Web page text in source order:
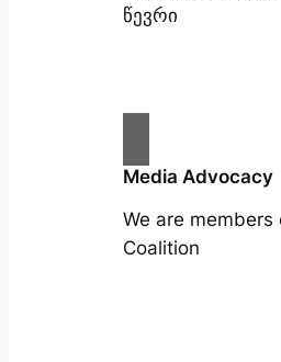
წევრი
Media Advocacy
We are
Coalition